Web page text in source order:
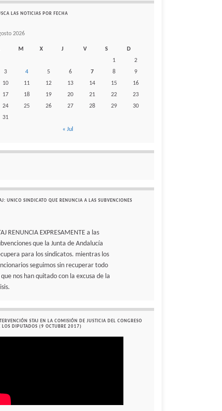
LAS NOTICIAS POR FECHA
2026
M X J V S
D
1
2
3
4 5 6 7 8
9
10
11 12 13 14 15
16
17
18 19 20 21 22
23
24
25 26 27 28 29
30
31
« Jul
UNICO SINDICATO QUE RENUNCIA A LAS SUBVENCIONES
RENUNCIA EXPRESAMENTE a las
que la Junta de Andalucía
para los sindicatos. mientras los
seguimos sin recuperar todo
que nos han quitado con la excusa de la
STAJ EN LA COMISIÓN DE JUSTICIA DEL CONGRESO
LOS DIPUTADOS (9 OCTUBRE 2017)